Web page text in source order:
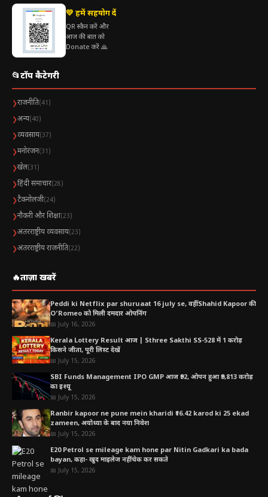
💛 हमें सहयोग दें
QR स्कैन करें और
आज की बात को
Donate करें 🙏
📂टॉप कैटेगरी
❯राजनीति(41)
❯अन्य(40)
❯व्यवसाय(37)
❯मनोरंजन(31)
❯खेल(31)
❯हिंदी समाचार(28)
❯टैकनोलजी(24)
❯नौकरी और शिक्षा(23)
❯अंतरराष्ट्रीय व्यवसाय(23)
❯अंतरराष्ट्रीय राजनीति(22)
🔥ताज़ा खबरें
Peddi ki Netflix par shuruaat 16 july se, वहीं Shahid Kapoor की
O’Romeo को मिली दमदार ओपनिंग
📅 July 16, 2026
Kerala Lottery Result आज | Sthree Sakthi SS-528 में 1 करोड़
किसने जीता, पूरी लिस्ट देखें
📅 July 15, 2026
SBI Funds Management IPO GMP आज ₹92, ओपन हुआ ₹9,813 करोड़
का इश्यू
📅 July 15, 2026
Ranbir kapoor ne pune mein kharidi ₹16.42 karod ki 25 ekad
zameen, अयोध्या के बाद नया निवेश
📅 July 15, 2026
E20 Petrol se mileage kam hone par Nitin Gadkari ka bada
bayan, कहा- खुद माइलेज नहीं चेक कर सकते
📅 July 15, 2026